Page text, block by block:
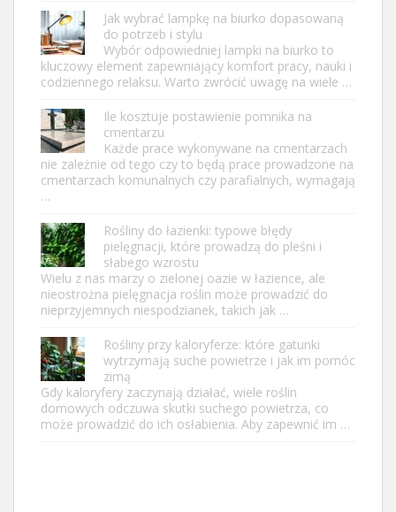
Jak wybrać lampkę na biurko dopasowaną
do potrzeb i stylu
Wybór odpowiedniej lampki na biurko to
kluczowy element zapewniający komfort pracy, nauki i
codziennego relaksu. Warto zwrócić uwagę na wiele …
Ile kosztuje postawienie pomnika na
cmentarzu
Każde prace wykonywane na cmentarzach
nie zależnie od tego czy to będą prace prowadzone na
cmentarzach komunalnych czy parafialnych, wymagają
…
Rośliny do łazienki: typowe błędy
pielęgnacji, które prowadzą do pleśni i
słabego wzrostu
Wielu z nas marzy o zielonej oazie w łazience, ale
nieostrożna pielęgnacja roślin może prowadzić do
nieprzyjemnych niespodzianek, takich jak …
Rośliny przy kaloryferze: które gatunki
wytrzymają suche powietrze i jak im pomóc
zimą
Gdy kaloryfery zaczynają działać, wiele roślin
domowych odczuwa skutki suchego powietrza, co
może prowadzić do ich osłabienia. Aby zapewnić im …